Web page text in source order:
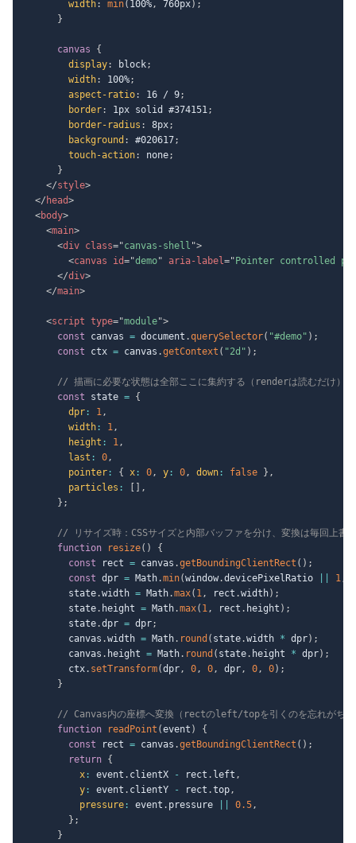
width: min( 100%, 760px) ;
}
canvas
{
display: block;
width: 100%;
aspect-ratio: 16 / 9;
border: 1px solid #374151;
border-radius : 8px;
background : #020617;
touch-action: none;
}
</style>
</ head>
<body>
<main>
<div class="canvas-shell ">
<canvas id="demo" aria-label=" Pointer controlled
</div>
</main>
<script type="module">
const canvas = document .querySelector( "#demo" ) ;
const ctx = canvas .getContext ( "2d" ) ;
// 描画に必要な状態は全部ここに集約する（renderは読むだけ）
const state = {
dpr : 1,
width : 1,
height : 1,
last : 0,
pointer : { x : 0, y : 0, down : false } ,
particles :
,
} ;
// リサイズ時：CSSサイズと内部バッファを分け、変換は毎回上書
function
resize( )
{
const rect = canvas .getBoundingClientRect ( ) ;
const dpr = Math.min(window.devicePixelRatio 1,
        state
.width = Math.max( 1, rect .width) ;
        state
. height = Math.max( 1, rect . height ) ;
        state
.dpr = dpr;
        canvas
.width = Math. round ( state.width * dpr) ;
        canvas
. height = Math. round ( state. height * dpr) ;
        ctx
. setTransform(dpr, 0, 0, dpr, 0, 0) ;
}
// Canvas内の座標へ変換（rectのleft/topを引くのを忘れがち）
function
readPoint (event )
{
const rect = canvas .getBoundingClientRect ( ) ;
return {
x : event . clientX - rect . left ,
y : event . clientY - rect .top,
pressure : event . pressure 0.5,
} ;
}